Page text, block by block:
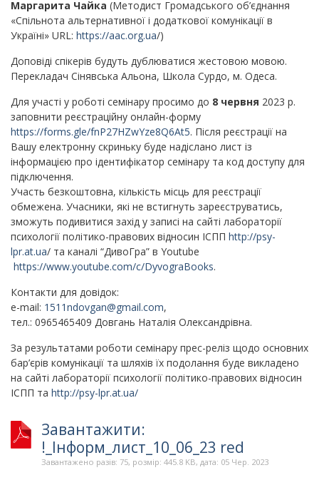
Маргарита Чайка (Методист Громадського об’єднання
«Спільнота альтернативної і додаткової комунікації в
Україні» URL: https://aac.org.ua/)
Доповіді спікерів будуть дублюватися жестовою мовою.
Перекладач Сінявська Альона, Школа Сурдо, м. Одеса.
Для участі у роботі семінару просимо до 8 червня 2023 р.
заповнити реєстраційну онлайн-форму
https://forms.gle/fnP27HZwYze8Q6At5. Після реєстрації на
Вашу електронну скриньку буде надіслано лист із
інформацією про ідентифікатор семінару та код доступу для
підключення.
Участь безкоштовна, кількість місць для реєстрації
обмежена. Учасники, які не встигнуть зареєструватись,
зможуть подивитися захід у записі на сайті лабораторії
психології політико-правових відносин ІСПП http://psy-
lpr.at.ua/ та каналі “ДивоГра” в Youtube
https://www.youtube.com/c/DyvograBooks.
Контакти для довідок:
e-mail: 1511ndovgan@gmail.com,
тел.: 0965465409 Довгань Наталія Олександрівна.
За результатами роботи семінару прес-реліз щодо основних
бар’єрів комунікації та шляхів їх подолання буде викладено
на сайті лабораторії психології політико-правових відносин
ІСПП та http://psy-lpr.at.ua/
Завантажити:
!_Інформ_лист_10_06_23 red
Завантажено разів: 75, розмір: 445.8 KB, дата: 05 Чер. 2023